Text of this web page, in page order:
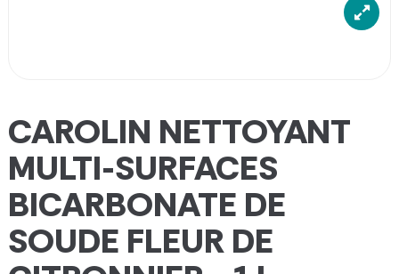
CAROLIN NETTOYANT
MULTI-SURFACES
BICARBONATE DE
SOUDE FLEUR DE